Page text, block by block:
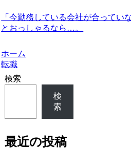
「今勤務している会社が合っていな
とおっしゃるなら…。
ホーム
転職
検索
検
索
最近の投稿